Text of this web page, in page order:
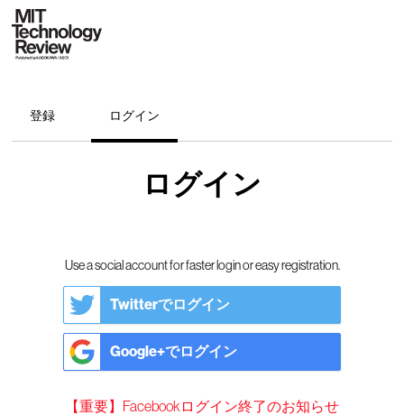
登録 ログイン
ログイン
Use a social account for faster login or easy registration.
Twitterでログイン
Google+でログイン
【重要】Facebookログイン終了のお知らせ